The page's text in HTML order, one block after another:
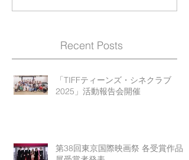
Recent Posts
「TIFFティーンズ・シネクラブ
2025」活動報告会開催
第38回東京国際映画祭 各受賞作品